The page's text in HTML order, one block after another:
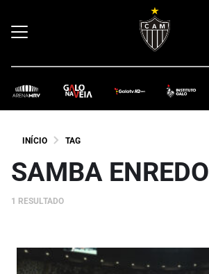
INÍCIO TAG
SAMBA ENREDO
1 RESULTADO